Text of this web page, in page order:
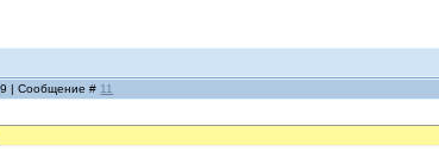
| Сообщение # 11